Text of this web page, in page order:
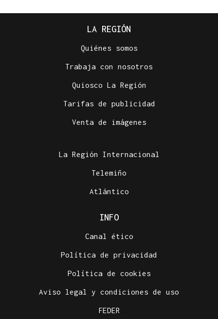
LA REGIÓN
Quiénes somos
Trabaja con nosotros
Quiosco La Región
Tarifas de publicidad
Venta de imágenes
La Región Internacional
Telemiño
Atlántico
INFO
Canal ético
Política de privacidad
Política de cookies
Aviso legal y condiciones de uso
FEDER